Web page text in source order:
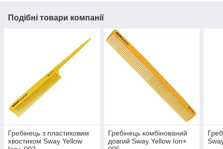
Подібні товари компанії
Гребінець з пластиковим
хвостиком Sway Yellow
Гребінець комбінований
довгий Sway Yellow Ion+